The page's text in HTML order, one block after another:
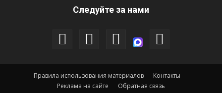
Следуйте за нами
Правила использования материалов
Контакты
Реклама на сайте
Обратная связь